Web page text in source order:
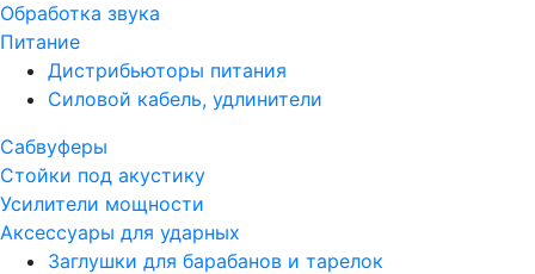
Обработка звука
Питание
Дистрибьюторы питания
Силовой кабель, удлинители
Сабвуферы
Стойки под акустику
Усилители мощности
Аксессуары для ударных
Заглушки для барабанов и тарелок